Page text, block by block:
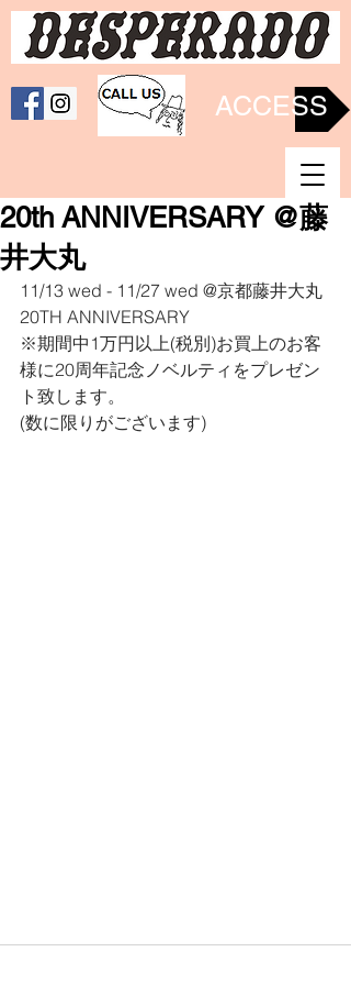
ACCESS
20th ANNIVERSARY @藤
井大丸
11/13 wed - 11/27 wed @京都藤井大丸
20TH ANNIVERSARY
※期間中1万円以上(税別)お買上のお客
様に20周年記念ノベルティをプレゼン
ト致します。
(数に限りがございます)